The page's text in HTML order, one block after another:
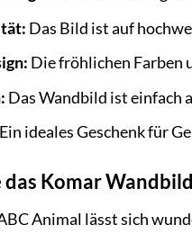
Das Bild ist auf
Die fröhlichen Farben
Das Wandbild ist einfach
Ein ideales Geschenk für
das Komar
Animal lässt sich